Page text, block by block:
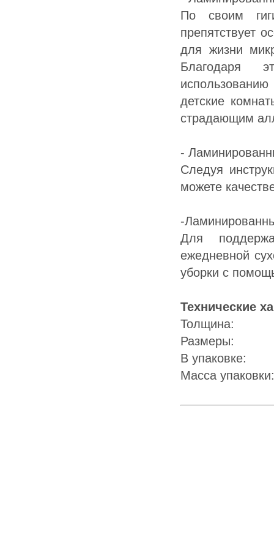
По своим
препятствует
для жизни
Благодаря
детские
страдающим
-
Следуя
можете
-
Для
ежедневной
уборки с
Технические
Размеры:
В упаковке:
Масса